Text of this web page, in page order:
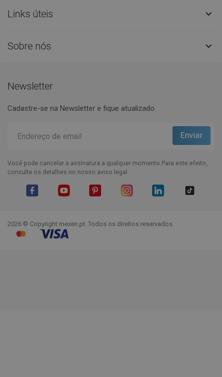
Links úteis 
Sobre nós 
Newsletter
Cadastre-se na Newsletter e fique atualizado.
Você pode cancelar a assinatura a qualquer momento.Para este efeito,
consulte os detalhes no nosso aviso legal.
2026 © Copyright mexen.pt. Todos os direitos reservados.